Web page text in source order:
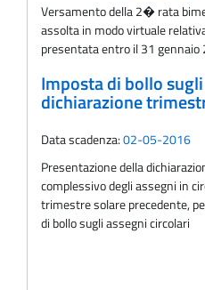
Versamento della 2� rata
assolta in modo virtuale
presentata entro il 31 gennaio
Imposta di bollo
dichiarazione
Data scadenza:02-05-2016
Presentazione della
complessivo degli assegni in
trimestre solare precedente,
di bollo sugli assegni circolari